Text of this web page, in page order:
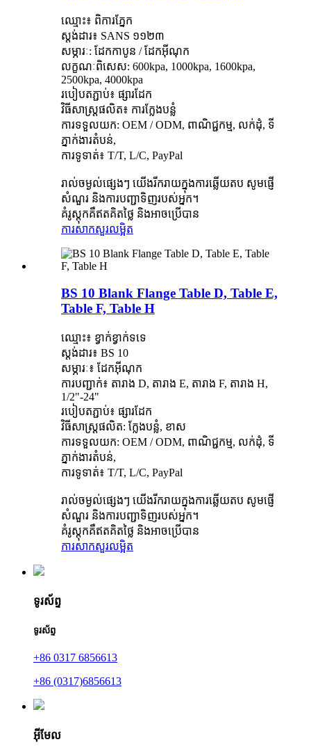
ឈ្មោះ៖ ពិការភ្នែក
ស្តង់ដារ៖ SANS ១១២៣
សម្ភារៈ: ដែកកាបូន / ដែកអ៊ីណុក
លក្ខណៈពិសេស: 600kpa, 1000kpa, 1600kpa,
2500kpa, 4000kpa
របៀបតភ្ជាប់៖ ផ្សារដែក
វិធីសាស្រ្តផលិត៖ ការក្លែងបន្លំ
ការទទួលយក: OEM / ODM, ពាណិជ្ជកម្ម, លក់ដុំ, ទី
ភ្នាក់ងារតំបន់,
ការទូទាត់៖ T/T, L/C, PayPal
រាល់ចម្ងល់ផ្សេងៗ យើងរីករាយក្នុងការឆ្លើយតប សូមផ្ញើ
សំណួរ និងការបញ្ជាទិញរបស់អ្នក។
គំរូស្តុកគឺឥតគិតថ្លៃ និងអាចប្រើបាន
ការសាកសួរលម្អិត
BS 10 Blank Flange Table D, Table E,
Table F, Table H
ឈ្មោះ៖ ខ្វាក់ខ្វាក់ទទេ
ស្តង់ដារ៖ BS 10
សម្ភារៈ៖ ដែកអ៊ីណុក
ការបញ្ជាក់៖ តារាង D, តារាង E, តារាង F, តារាង H,
1/2"-24"
របៀបតភ្ជាប់៖ ផ្សារដែក
វិធីសាស្រ្តផលិត: ក្លែងបន្លំ, ខាស
ការទទួលយក: OEM / ODM, ពាណិជ្ជកម្ម, លក់ដុំ, ទី
ភ្នាក់ងារតំបន់,
ការទូទាត់៖ T/T, L/C, PayPal
រាល់ចម្ងល់ផ្សេងៗ យើងរីករាយក្នុងការឆ្លើយតប សូមផ្ញើ
សំណួរ និងការបញ្ជាទិញរបស់អ្នក។
គំរូស្តុកគឺឥតគិតថ្លៃ និងអាចប្រើបាន
ការសាកសួរលម្អិត
ទូរស័ព្ទ
ទូរស័ព្ទ
+86 0317 6856613
+86 (0317)6856613
អ៊ីមែល